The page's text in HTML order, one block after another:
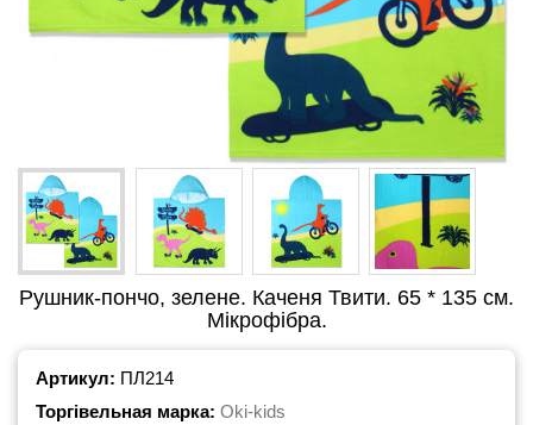
Рушник-пончо, зелене. Каченя Твити. 65 * 135 см.
Мікрофібра.
Артикул: ПЛ214
Торгівельная марка: Oki-kids